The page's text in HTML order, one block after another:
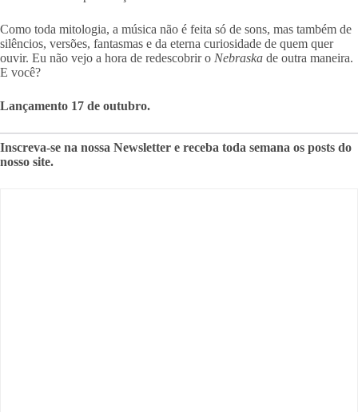
Como toda mitologia, a música não é feita só de sons, mas também de
silêncios, versões, fantasmas e da eterna curiosidade de quem quer
ouvir. Eu não vejo a hora de redescobrir o Nebraska de outra maneira.
E você?
Lançamento 17 de outubro.
Inscreva-se na nossa Newsletter e receba toda semana os posts do
nosso site.